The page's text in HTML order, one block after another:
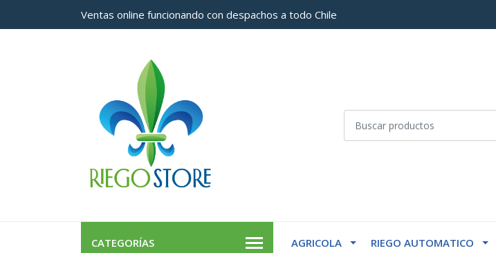
Ventas online funcionando con despachos a todo Chile
CATEGORÍAS AGRICOLA RIEGO AUTOMATICO